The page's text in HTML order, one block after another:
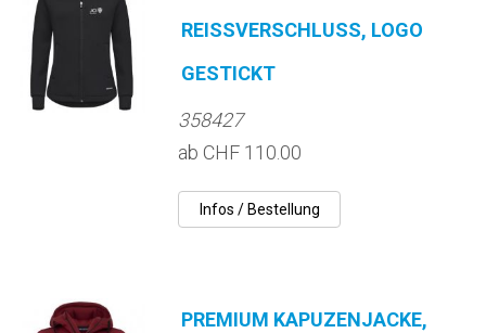
REISSVERSCHLUSS, LOGO
GESTICKT
358427
ab CHF 110.00
PREMIUM KAPUZENJACKE,